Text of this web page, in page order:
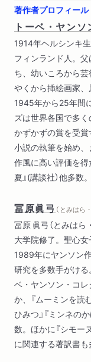
著作者プロフィール
トーベ・ヤンソ
1914年ヘルシンキ
フィンランド人。
ち、幼いころから
やくから挿絵画家、
1945年から25年間
ズは世界各国で多
かずかずの賞を受賞
小説の執筆を始め
作風に高い評価を得
夏』(講談社）他多数。
冨原眞弓 （ とみはら
冨原 眞弓（とみは
大学院修了。聖心
1989年にヤンソン
研究を多数手がける
ベ・ヤンソン・コ
か、『ムーミンを読
ひみつ』『ミンネの
数。ほかに『シモー
に関連する著訳書も